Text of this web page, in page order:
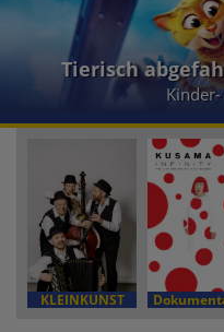
Tierisch
KLEINKUNST